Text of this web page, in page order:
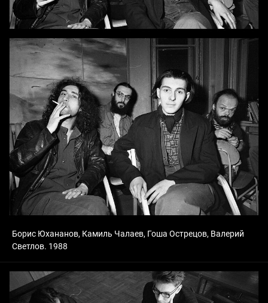
Борис Юхананов, Камиль Чалаев, Гоша Острецов, Валерий
Светлов. 1988